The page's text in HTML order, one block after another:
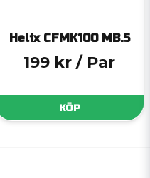
Helix CFMK100 MB.5
199 kr / Par
KÖP